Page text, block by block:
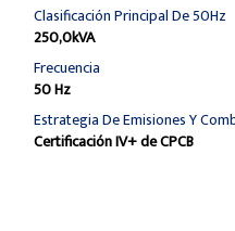
Clasificación Principal De 50Hz
250,0kVA
Frecuencia
50 Hz
Estrategia De Emisiones Y
Certificación IV+ de CPCB